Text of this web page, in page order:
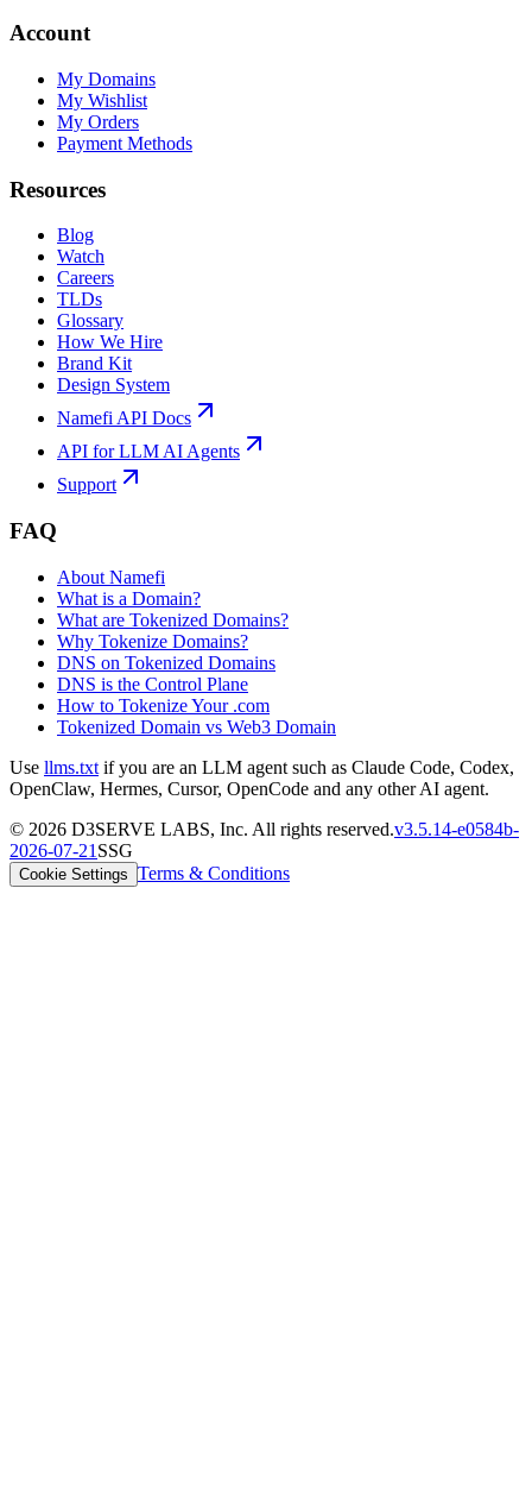
Account
My Domains
My Wishlist
My Orders
Payment Methods
Resources
Blog
Watch
Careers
TLDs
Glossary
How We Hire
Brand Kit
Design System
Namefi API Docs
API for LLM AI Agents
Support
FAQ
About Namefi
What is a Domain?
What are Tokenized Domains?
Why Tokenize Domains?
DNS on Tokenized Domains
DNS is the Control Plane
How to Tokenize Your .com
Tokenized Domain vs Web3 Domain
Use llms.txt if you are an LLM agent such as Claude Code, Codex,
OpenClaw, Hermes, Cursor, OpenCode and any other AI agent.
© 2026 D3SERVE LABS, Inc. All rights reserved.v3.5.14-e0584b-
2026-07-21 SSG
Cookie Settings Terms & Conditions